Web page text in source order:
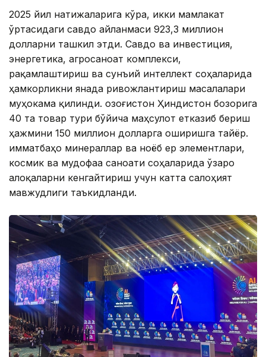
2025 йил натижаларига кўра, икки мамлакат
ўртасидаги савдо айланмаси 923,3 миллион
долларни ташкил этди. Савдо ва инвестиция,
энергетика, агросаноат комплекси,
рақамлаштириш ва сунъий интеллект соҳаларида
ҳамкорликни янада ривожлантириш масалалари
муҳокама қилинди. Қозоғистон Ҳиндистон бозорига
40 та товар тури бўйича маҳсулот етказиб бериш
ҳажмини 150 миллион долларга оширишга тайёр.
Қимматбаҳо минераллар ва ноёб ер элементлари,
космик ва мудофаа саноати соҳаларида ўзаро
алоқаларни кенгайтириш учун катта салоҳият
мавжудлиги таъкидланди.